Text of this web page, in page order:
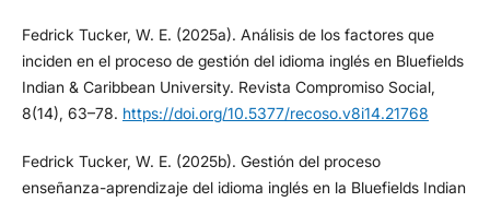
Fedrick Tucker, W. E. (2025a). Análisis de los factores que
inciden en el proceso de gestión del idioma inglés en Bluefields
Indian & Caribbean University. Revista Compromiso Social,
8(14), 63–78. https://doi.org/10.5377/recoso.v8i14.21768
Fedrick Tucker, W. E. (2025b). Gestión del proceso
enseñanza-aprendizaje del idioma inglés en la Bluefields Indian